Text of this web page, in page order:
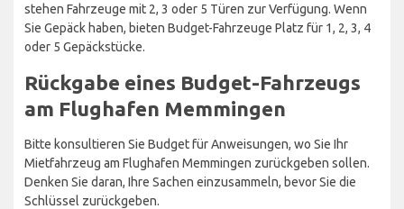
stehen Fahrzeuge mit 2, 3 oder 5 Türen zur Verfügung. Wenn
Sie Gepäck haben, bieten Budget-Fahrzeuge Platz für 1, 2, 3, 4
oder 5 Gepäckstücke.
Rückgabe eines Budget-Fahrzeugs
am Flughafen Memmingen
Bitte konsultieren Sie Budget für Anweisungen, wo Sie Ihr
Mietfahrzeug am Flughafen Memmingen zurückgeben sollen.
Denken Sie daran, Ihre Sachen einzusammeln, bevor Sie die
Schlüssel zurückgeben.